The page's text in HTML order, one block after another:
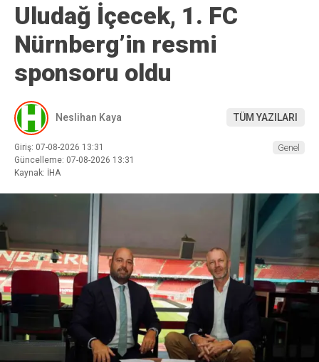
Uludağ İçecek, 1. FC
Nürnberg’in resmi
sponsoru oldu
Neslihan Kaya TÜM YAZILARI
Giriş: 07-08-2026 13:31
Güncelleme: 07-08-2026 13:31
Kaynak: İHA
Genel